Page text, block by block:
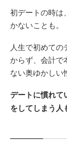
初デートの時は
かないことも。
人生で初めて
からず、会計で
ない奥ゆかしい
デートに慣れて
をしてしまう人